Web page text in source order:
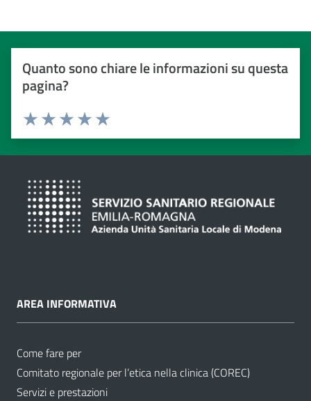
Quanto sono chiare le informazioni su questa
pagina?
Valuta da 1 a 5 stelle
Valuta 5 stelle su 5
Valuta 4 stelle su 5
Valuta 3 stelle su 5
Valuta 2 stelle su 5
Valuta 1 stelle su 5
AREA INFORMATIVA
Come fare per
Comitato regionale per l’etica nella clinica (COREC)
Servizi e prestazioni